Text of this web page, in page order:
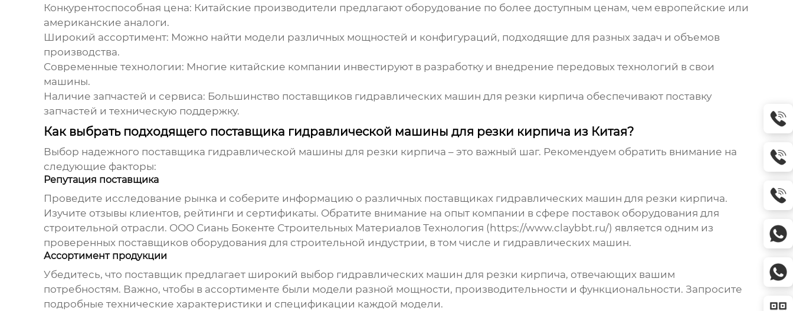
Конкурентоспособная цена: Китайские производители предлагают оборудование по более доступным ценам, чем европейские или
американские аналоги.
Широкий ассортимент: Можно найти модели различных мощностей и конфигураций, подходящие для разных задач и объемов
производства.
Современные технологии: Многие китайские компании инвестируют в разработку и внедрение передовых технологий в свои
машины.
Наличие запчастей и сервиса: Большинство поставщиков гидравлических машин для резки кирпича обеспечивают поставку
запчастей и техническую поддержку.
Как выбрать подходящего поставщика гидравлической машины для резки кирпича из Китая?
Выбор надежного поставщика гидравлической машины для резки кирпича – это важный шаг. Рекомендуем обратить внимание на
следующие факторы:
Репутация поставщика
Проведите исследование рынка и соберите информацию о различных поставщиках гидравлических машин для резки кирпича.
Изучите отзывы клиентов, рейтинги и сертификаты. Обратите внимание на опыт компании в сфере поставок оборудования для
строительной отрасли. ООО Сиань Бокенте Строительных Материалов Технология (https://www.claybbt.ru/) является одним из
проверенных поставщиков оборудования для строительной индустрии, в том числе и гидравлических машин.
Ассортимент продукции
Убедитесь, что поставщикпредлагает широкий выбор гидравлических машин для резки кирпича, отвечающих вашим
потребностям. Важно, чтобы в ассортименте были модели разной мощности, производительности и функциональности. Запросите
подробные технические характеристики и спецификации каждой модели.